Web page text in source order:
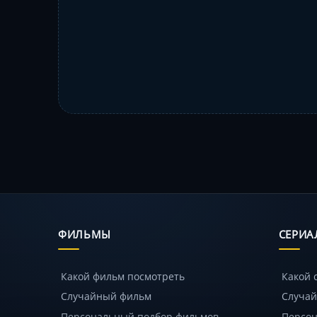
ФИЛЬМЫ
Какой фильм посмотреть
Случайный фильм
Какой